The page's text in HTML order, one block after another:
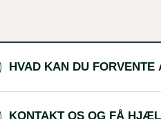
HVAD KAN DU
KONTAKT OS OG FÅ